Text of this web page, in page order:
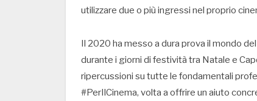
utilizzare due o più ingressi nel proprio
Il 2020 ha messo a dura prova il mondo
durante i giorni di festività tra Natale e
ripercussioni su tutte le fondamentali
#PerIlCinema, volta a offrire un aiuto